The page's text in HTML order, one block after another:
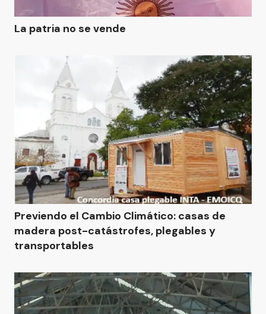
La patria no se vende
Previendo el Cambio Climático: casas de
madera post-catástrofes, plegables y
transportables